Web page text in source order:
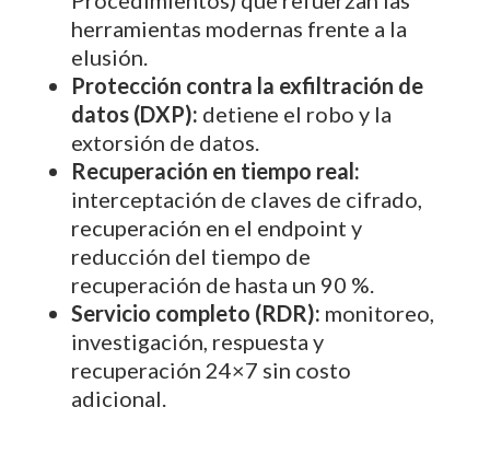
herramientas modernas frente a la
elusión.
Protección contra la exfiltración de
datos (DXP): detiene el robo y la
extorsión de datos.
Recuperación en tiempo real:
interceptación de claves de cifrado,
recuperación en el endpoint y
reducción del tiempo de
recuperación de hasta un 90 %.
Servicio completo (RDR): monitoreo,
investigación, respuesta y
recuperación 24×7 sin costo
adicional.